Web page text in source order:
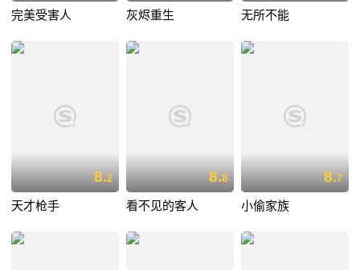
完美受害人 灰烬重生 无所不能
8.2
天才枪手
8.8
看不见的客人
8.7
小偷家族